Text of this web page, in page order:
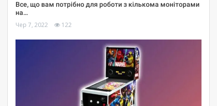
Все, що вам потрібно для роботи з кількома моніторами
на…
Чер 7, 2022 122